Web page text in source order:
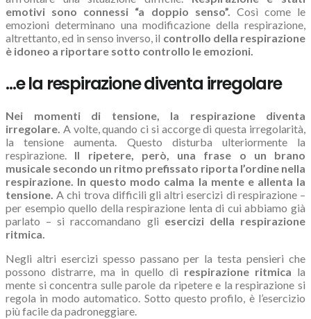
emotivi sono connessi “a doppio senso”.
Così come le
emozioni determinano una modificazione della respirazione,
altrettanto, ed in senso inverso, il controllo della respirazione
è idoneo a riportare sotto controllo le emozioni.
…e la respirazione diventa irregolare
Nei momenti di tensione, la respirazione diventa
irregolare. A volte, quando ci si accorge di questa irregolarità,
la tensione aumenta. Questo disturba ulteriormente la
respirazione. Il ripetere, però, una frase o un brano
musicale secondo un ritmo prefissato riporta l’ordine nella
respirazione. In questo modo calma la mente e allenta la
tensione.A chi trova difficili gli altri esercizi di respirazione –
per esempio quello della respirazione lenta di cui abbiamo già
parlato – si raccomandano gli esercizi della respirazione
ritmica.
Negli altri esercizi spesso passano per la testa pensieri che
possono distrarre, ma in quello di respirazione ritmica la
mente si concentra sulle parole da ripetere e la respirazione si
regola in modo automatico. Sotto questo profilo, è l’esercizio
più facile da padroneggiare.